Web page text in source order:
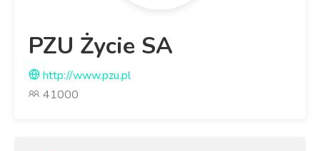
PZU Życie SA
http://www.pzu.pl
41000